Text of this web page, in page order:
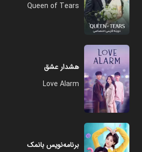
Queen of Tears
هشدار عشق
Love Alarm
برنامه‌نویس بانمک